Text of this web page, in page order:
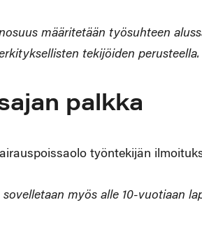
määritetään työsuhteen
tekijöiden perusteella.
työntekijän
myös alle 10-vuotiaan